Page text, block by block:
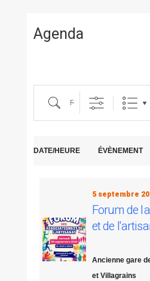
Agenda
Recherche
DATE/HEURE ÉVÈNEMENT
5 septembre
Forum de
et de
Ancienne gare
et Villagrains